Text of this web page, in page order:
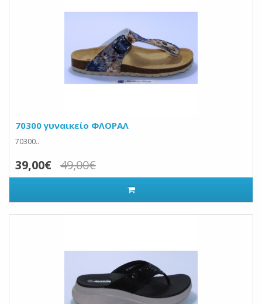
70300 γυναικείο ΦΛΟΡΑΛ
70300..
39,00€ 49,00€